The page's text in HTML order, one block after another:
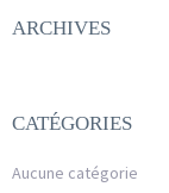
ARCHIVES
CATÉGORIES
Aucune catégorie